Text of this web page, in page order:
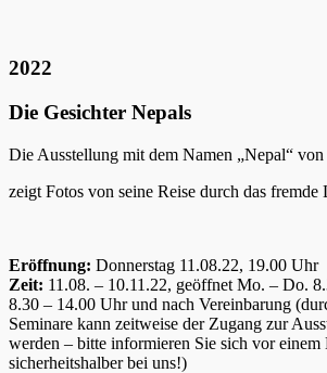
2022
Die Gesichter Nepals
Die Ausstellung mit dem Namen „Nepal“
zeigt Fotos von seine Reise durch das fremde
Eröffnung: Donnerstag 11.08.22, 19.00 Uhr
Zeit: 11.08. – 10.11.22, geöffnet Mo. – Do.
8.30 – 14.00 Uhr und nach Vereinbarung
Seminare kann zeitweise der Zugang zur
werden – bitte informieren Sie sich vor einem
sicherheitshalber bei uns!)